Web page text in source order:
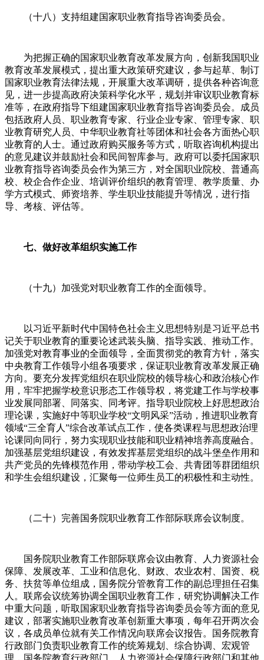
（十八）支持组建国家职业教育指导咨询委员会。
为把握正确的国家职业教育改革发展方向，创新我国职业
教育改革发展模式，提出重大政策研究建议，参与起草、制订
国家职业教育法律法规，开展重大改革调研，提供各种咨询意
见，进一步提高政府决策科学化水平，规划并审议职业教育标
准等，在政府指导下组建国家职业教育指导咨询委员会。成员
包括政府人员、职业教育专家、行业企业专家、管理专家、职
业教育研究人员、中华职业教育社等团体和社会各方面热心职
业教育的人士。通过政府购买服务等方式，听取咨询机构提出
的意见建议并鼓励社会和民间智库参与。政府可以委托国家职
业教育指导咨询委员会作为第三方，对全国职业院校、普通高
校、校企合作企业、培训评价组织的教育管理、教学质量、办
学方式模式、师资培养、学生职业技能提升等情况，进行指
导、考核、评估等。
七、做好改革组织实施工作
（十九）加强党对职业教育工作的全面领导。
以习近平新时代中国特色社会主义思想特别是习近平总书
记关于职业教育的重要论述武装头脑、指导实践、推动工作。
加强党对教育事业的全面领导，全面贯彻党的教育方针，落实
中央教育工作领导小组各项要求，保证职业教育改革发展正确
方向。要充分发挥党组织在职业院校的领导核心和政治核心作
用，牢牢把握学校意识形态工作领导权，将党建工作与学校事
业发展同部署、同落实、同考评。指导职业院校上好思想政治
理论课，实施好中等职业学校“文明风采”活动，推进职业教育
领域“三全育人”综合改革试点工作，使各类课程与思想政治理
论课同向同行，努力实现职业技能和职业精神培养高度融合。
加强基层党组织建设，有效发挥基层党组织的战斗堡垒作用和
共产党员的先锋模范作用，带动学校工会、共青团等群团组织
和学生会组织建设，汇聚每一位师生员工的积极性和主动性。
（二十）完善国务院职业教育工作部际联席会议制度。
国务院职业教育工作部际联席会议由教育、人力资源社会
保障、发展改革、工业和信息化、财政、农业农村、国资、税
务、扶贫等单位组成，国务院分管教育工作的副总理担任召集
人。联席会议统筹协调全国职业教育工作，研究协调解决工作
中重大问题，听取国家职业教育指导咨询委员会等方面的意见
建议，部署实施职业教育改革创新重大事项，每年召开两次会
议，各成员单位就有关工作情况向联席会议报告。国务院教育
行政部门负责职业教育工作的统筹规划、综合协调、宏观管
理，国务院教育行政部门、人力资源社会保障行政部门和其他